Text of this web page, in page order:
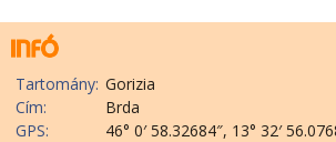
Tartomány: Gorizia
Cím:
Brda
GPS:
46° 0′ 58.32684″, 13° 32′